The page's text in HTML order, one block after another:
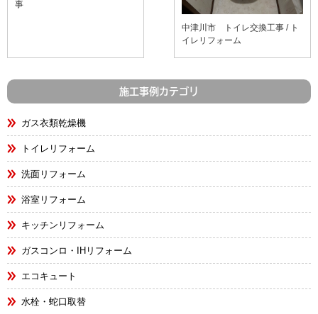
事
中津川市 トイレ交換工事 / ト
イレリフォーム
施工事例カテゴリ
ガス衣類乾燥機
トイレリフォーム
洗面リフォーム
浴室リフォーム
キッチンリフォーム
ガスコンロ・IHリフォーム
エコキュート
水栓・蛇口取替